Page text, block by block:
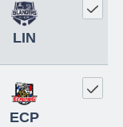
LIN
ECP